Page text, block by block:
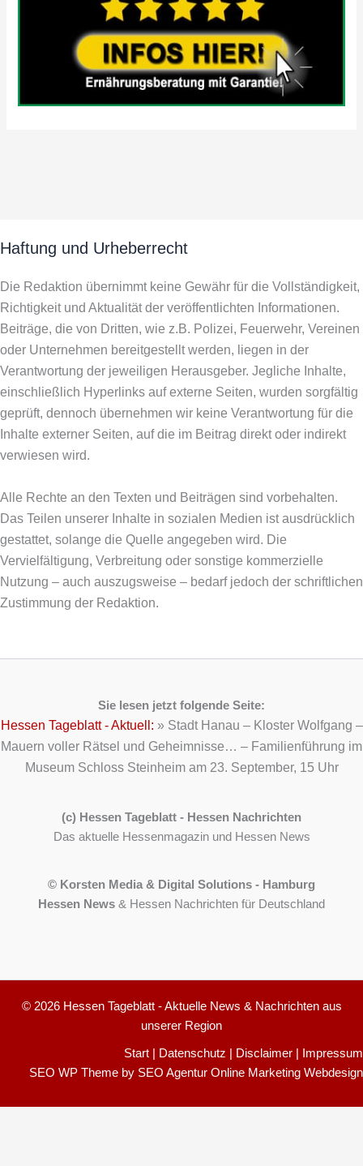
Haftung und Urheberrecht
Die Redaktion übernimmt keine Gewähr für die Vollständigkeit,
Richtigkeit und Aktualität der veröffentlichten Informationen.
Beiträge, die von Dritten, wie z.B. Polizei, Feuerwehr, Vereinen
oder Unternehmen bereitgestellt werden, liegen in der
Verantwortung der jeweiligen Herausgeber. Jegliche Inhalte,
einschließlich Hyperlinks auf externe Seiten, wurden sorgfältig
geprüft, dennoch übernehmen wir keine Verantwortung für die
Inhalte externer Seiten, auf die im Beitrag direkt oder indirekt
verwiesen wird.
Alle Rechte an den Texten und Beiträgen sind vorbehalten.
Das Teilen unserer Inhalte in sozialen Medien ist ausdrücklich
gestattet, solange die Quelle angegeben wird. Die
Vervielfältigung, Verbreitung oder sonstige kommerzielle
Nutzung – auch auszugsweise – bedarf jedoch der schriftlichen
Zustimmung der Redaktion.
Sie lesen jetzt folgende Seite:
Hessen Tageblatt - Aktuell: » Stadt Hanau – Kloster Wolfgang –
Mauern voller Rätsel und Geheimnisse… – Familienführung im
Museum Schloss Steinheim am 23. September, 15 Uhr
(c) Hessen Tageblatt - Hessen Nachrichten
Das aktuelle Hessenmagazin und Hessen News
© Korsten Media & Digital Solutions - Hamburg
Hessen News & Hessen Nachrichten für Deutschland
© 2026 Hessen Tageblatt - Aktuelle News & Nachrichten aus
unserer Region
Start Datenschutz Disclaimer
Impressum
SEO WP Theme by SEO Agentur Online Marketing Webdesign